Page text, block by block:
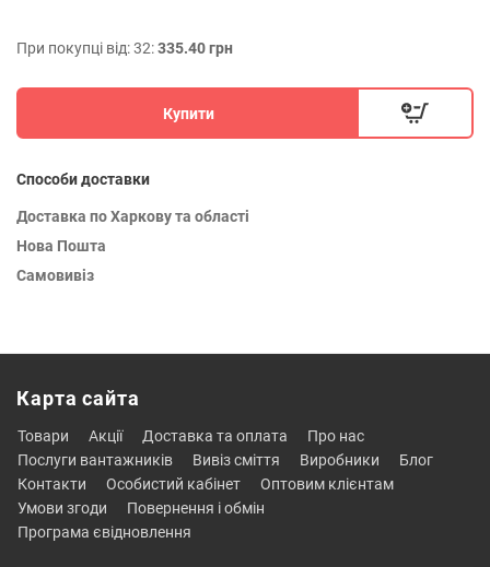
При покупці від: 32:335.40 грн
Купити
Способи доставки
Доставка по Харкову та області
Нова Пошта
Самовивіз
Карта сайта
товари акції доставка та оплата
про нас
послуги вантажників
вивіз сміття виробники
блог
контакти
особистий кабінет
оптовим клієнтам
умови згоди
повернення і обмін
програма євідновлення